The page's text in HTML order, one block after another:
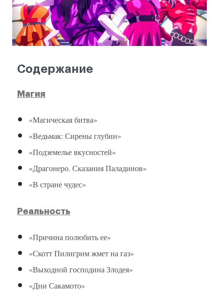
Содержание
Магия
«Магическая битва»
«Ведьмак: Сирены глубин»
«Подземелье вкусностей»
«Драгонеро. Сказания Паладинов»
«В стране чудес»
Реальность
«Причина полюбить ее»
«Скотт Пилигрим жмет на газ»
«Выходной господина Злодея»
«Дни Сакамото»